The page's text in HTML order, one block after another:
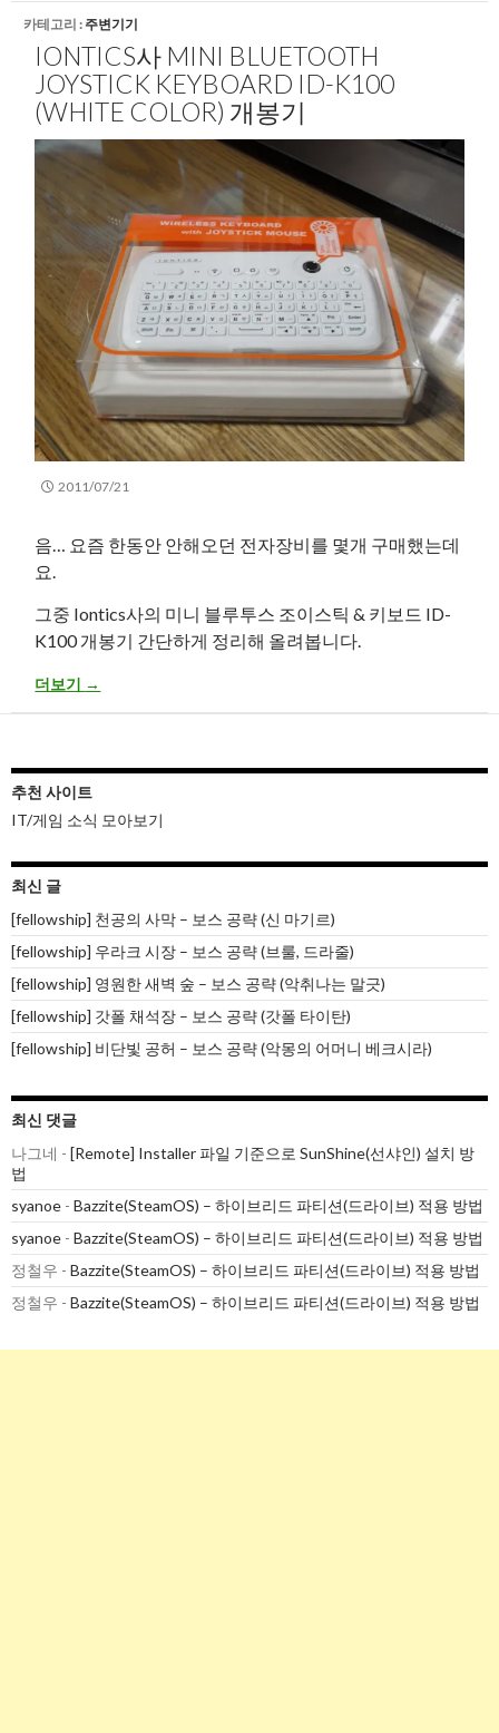
카테고리 : 주변기기
IONTICS사 MINI BLUETOOTH
JOYSTICK KEYBOARD ID-K100
(WHITE COLOR) 개봉기
2011/07/21
음… 요즘 한동안 안해오던 전자장비를 몇개 구매했는데
요.
그중 Iontics사의 미니 블루투스 조이스틱 & 키보드 ID-
K100 개봉기 간단하게 정리해 올려봅니다.
Iontics사 Mini Bluetooth Joystick Keyboard ID-K100 (white
더보기 →
추천 사이트
IT/게임 소식 모아보기
최신 글
[fellowship] 천공의 사막 – 보스 공략 (신 마기르)
[fellowship] 우라크 시장 – 보스 공략 (브룰, 드라줄)
[fellowship] 영원한 새벽 숲 – 보스 공략 (악취나는 말긋)
[fellowship] 갓폴 채석장 – 보스 공략 (갓폴 타이탄)
[fellowship] 비단빛 공허 – 보스 공략 (악몽의 어머니 베크시라)
최신 댓글
나그네 - [Remote] Installer 파일 기준으로 SunShine(선샤인) 설치 방
법
syanoe - Bazzite(SteamOS) – 하이브리드 파티션(드라이브) 적용 방법
syanoe - Bazzite(SteamOS) – 하이브리드 파티션(드라이브) 적용 방법
정철우 - Bazzite(SteamOS) – 하이브리드 파티션(드라이브) 적용 방법
정철우 - Bazzite(SteamOS) – 하이브리드 파티션(드라이브) 적용 방법